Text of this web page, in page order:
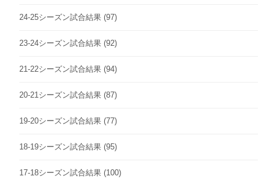
24-25シーズン試合結果 (97)
23-24シーズン試合結果 (92)
21-22シーズン試合結果 (94)
20-21シーズン試合結果 (87)
19-20シーズン試合結果 (77)
18-19シーズン試合結果 (95)
17-18シーズン試合結果 (100)